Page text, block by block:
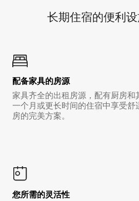
长期住宿的便利
配备家具的房源
家具齐全的出租房源，配有厨房
一个月或更长时间的住宿中享受
房的完美方案。
您所需的灵活性